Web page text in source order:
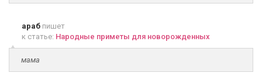
араб пишет
к статье: Народные приметы для новорожденных
мама